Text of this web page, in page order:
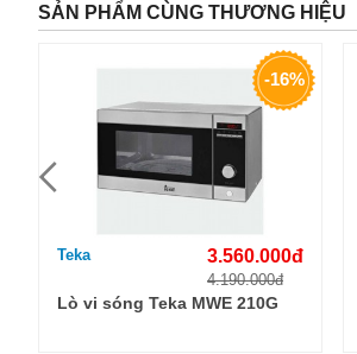
SẢN PHẨM CÙNG THƯƠNG HIỆU
-16%
Teka 3.560.000đ
4.190.000đ
Lò vi sóng Teka MWE 210G